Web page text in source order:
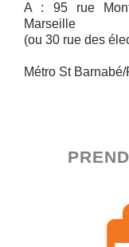
A : 95 rue
Marseille
(ou 30 rue des
Métro St